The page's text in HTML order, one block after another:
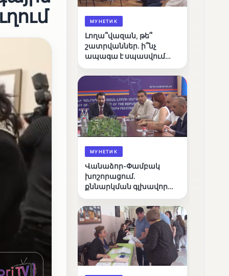
МУНЕТИК
Լողա՞վազան, թե՞
շատրվաններ. ի՞նչ
ապագա է սպասվում
լճին
МУНЕТИК
Վանաձոր-Փամբակ
խոշորացում.
քննարկման գլխավոր
կառավարո՞ւմ, թե՞
քաղաքական նպատակ